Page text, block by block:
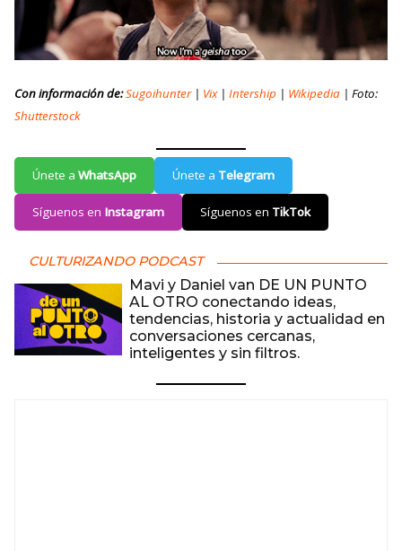
Con información de:Sugoihunter| Vix| Intership | Wikipedia | Foto:
Shutterstock
Únete a WhatsApp Únete a Telegram
Síguenos en Instagram Síguenos en TikTok
CULTURIZANDO PODCAST
Mavi y Daniel van DE UN PUNTO
AL OTRO conectando ideas,
tendencias, historia y actualidad en
conversaciones cercanas,
inteligentes y sin filtros.